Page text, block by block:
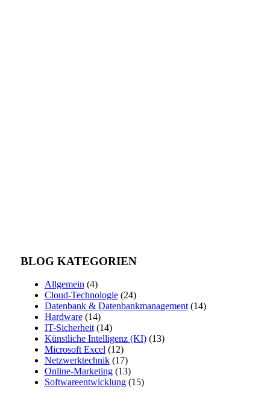
BLOG KATEGORIEN
Allgemein (4)
Cloud-Technologie(24)
Datenbank & Datenbankmanagement(14)
Hardware(14)
IT-Sicherheit(14)
Künstliche Intelligenz (KI)(13)
Microsoft Excel (12)
Netzwerktechnik(17)
Online-Marketing(13)
Softwareentwicklung(15)